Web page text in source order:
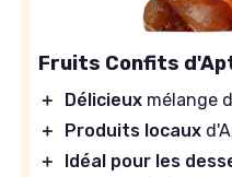
Fruits Confits
＋ Délicieux mélange
＋
Produits locaux
＋
Idéal pour les